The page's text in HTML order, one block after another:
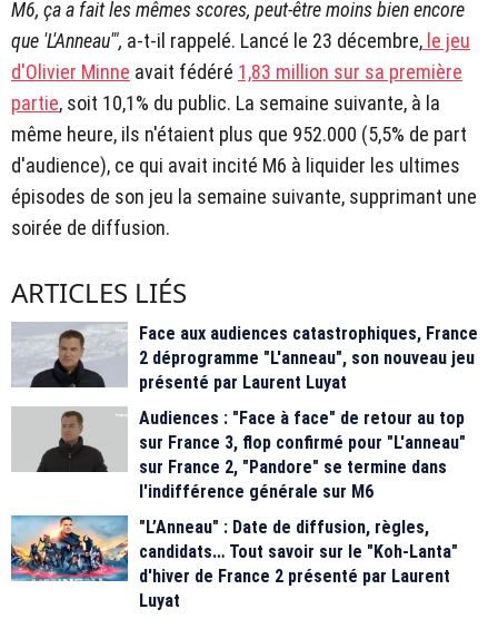
M6, ça a fait les mêmes scores, peut-être moins bien encore
que 'L'Anneau'", a-t-il rappelé. Lancé le 23 décembre, le jeu
d'Olivier Minne avait fédéré 1,83 million sur sa première
partie, soit 10,1% du public. La semaine suivante, à la
même heure, ils n'étaient plus que 952.000 (5,5% de part
d'audience), ce qui avait incité M6 à liquider les ultimes
épisodes de son jeu la semaine suivante, supprimant une
soirée de diffusion.
ARTICLES LIÉS
Face aux audiences catastrophiques, France
2 déprogramme "L'anneau", son nouveau jeu
présenté par Laurent Luyat
Audiences : "Face à face" de retour au top
sur France 3, flop confirmé pour "L'anneau"
sur France 2, "Pandore" se termine dans
l'indifférence générale sur M6
"L’Anneau" : Date de diffusion, règles,
candidats… Tout savoir sur le "Koh-Lanta"
d'hiver de France 2 présenté par Laurent
Luyat